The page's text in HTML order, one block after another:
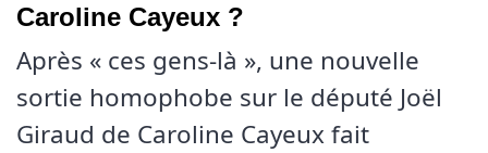
Caroline Cayeux ?
Après « ces gens-là », une nouvelle
sortie homophobe sur le député Joël
Giraud de Caroline Cayeux fait